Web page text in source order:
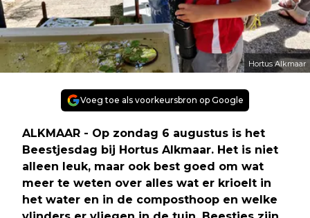
Hortus Alkmaar
Voeg toe als voorkeursbron op Google
ALKMAAR - Op zondag 6 augustus is het
Beestjesdag bij Hortus Alkmaar. Het is niet
alleen leuk, maar ook best goed om wat
meer te weten over alles wat er krioelt in
het water en in de composthoop en welke